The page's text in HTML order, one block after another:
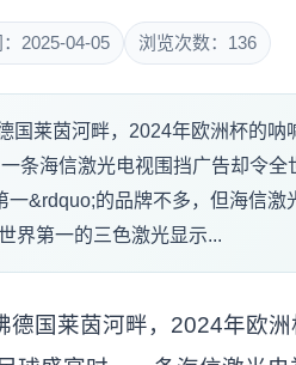
2025-04-05 浏览次数：136
国莱茵河畔，2024年欧洲杯的
条海信激光电视围挡广告却令
&rdquo;的品牌不多，但海信激
界第一的三色激光显示...
德国莱茵河畔，2024年欧